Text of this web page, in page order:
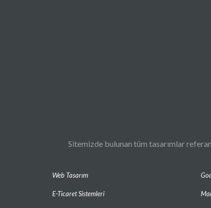
Sitemizde bulunan tüm tasarımlar
Web Tasarım
E-Ticaret Sistemleri